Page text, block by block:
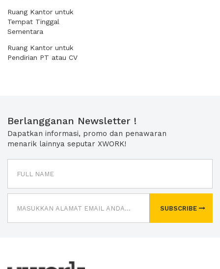
Ruang Kantor untuk
Tempat Tinggal
Sementara
Ruang Kantor untuk
Pendirian PT atau CV
Berlangganan Newsletter !
Dapatkan informasi, promo dan penawaran
menarik lainnya seputar XWORK!
SUBSCRIBE